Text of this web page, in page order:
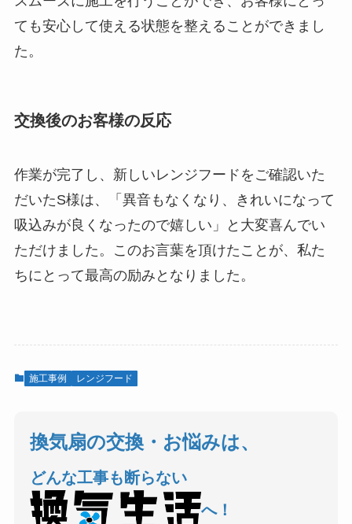
ても安心して使える状態を整えることができまし
た。
交換後のお客様の反応
作業が完了し、新しいレンジフードをご確認いた
だいたS様は、「異音もなくなり、きれいになって
吸込みが良くなったので嬉しい」と大変喜んでい
ただけました。このお言葉を頂けたことが、私た
ちにとって最高の励みとなりました。
施工事例 レンジフード
換気扇の交換・お悩みは、
どんな工事も断らない
へ！